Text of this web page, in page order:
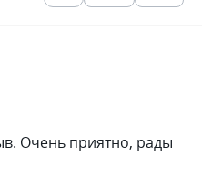
Очень приятно, рады